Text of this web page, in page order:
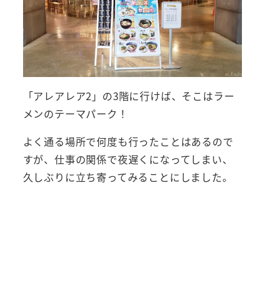
「アレアレア2」の3階に行けば、そこはラー
メンのテーマパーク！
よく通る場所で何度も行ったことはあるので
すが、仕事の関係で夜遅くになってしまい、
久しぶりに立ち寄ってみることにしました。